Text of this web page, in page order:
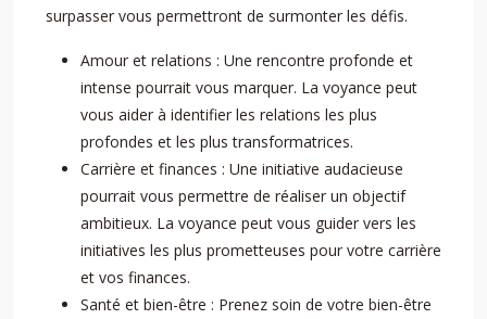
surpasser vous permettront de surmonter les défis.
Amour et relations : Une rencontre profonde et
intense pourrait vous marquer. La voyance peut
vous aider à identifier les relations les plus
profondes et les plus transformatrices.
Carrière et finances : Une initiative audacieuse
pourrait vous permettre de réaliser un objectif
ambitieux. La voyance peut vous guider vers les
initiatives les plus prometteuses pour votre carrière
et vos finances.
Santé et bien-être : Prenez soin de votre bien-être